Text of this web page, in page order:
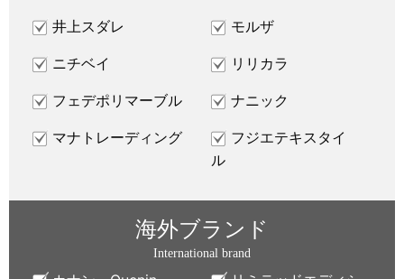
井上スダレ モルザ
ニチベイ リリカラ
フェデポリマーブル ナニック
マナトレーディング
フジエテキスタイ
ル
海外ブランド
International brand